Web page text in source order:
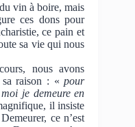
vin à boire, mais
ces dons pour
ce pain et
sa vie qui nous
nous avons
sa raison : «pour
je demeure en
il insiste
ce n’est